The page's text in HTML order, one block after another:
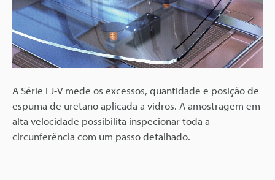
A Série LJ-V mede os excessos, quantidade e posição de
espuma de uretano aplicada a vidros. A amostragem em
alta velocidade possibilita inspecionar toda a
circunferência com um passo detalhado.